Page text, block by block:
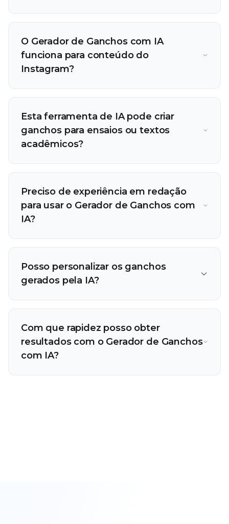
O Gerador de Ganchos com IA
funciona para conteúdo do
Instagram?
Esta ferramenta de IA pode criar
ganchos para ensaios ou textos
acadêmicos?
Preciso de experiência em redação
para usar o Gerador de Ganchos com
IA?
Posso personalizar os ganchos
gerados pela IA?
Com que rapidez posso obter
resultados com o Gerador de Ganchos
com IA?